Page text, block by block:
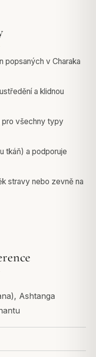
popsaných v Charaka
a klidnou
pro všechny typy
tkáň) a podporuje
stravy nebo zevně na
Ashtanga